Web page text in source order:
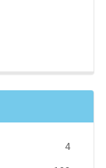
4